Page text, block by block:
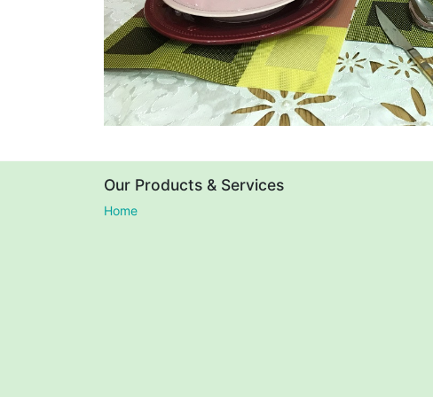
Our Products & Services
Home